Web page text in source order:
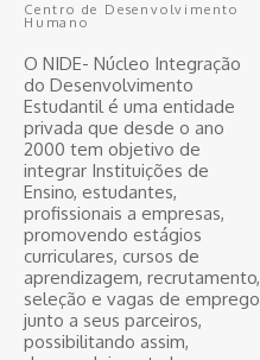
Centro de Desenvolvimento
Humano
O NIDE- Núcleo Integração
do Desenvolvimento
Estudantil é uma entidade
privada que desde o ano
2000 tem objetivo de
integrar Instituições de
Ensino, estudantes,
profissionais a empresas,
promovendo estágios
curriculares, cursos de
aprendizagem, recrutamento,
seleção e vagas de emprego
junto a seus parceiros,
possibilitando assim,